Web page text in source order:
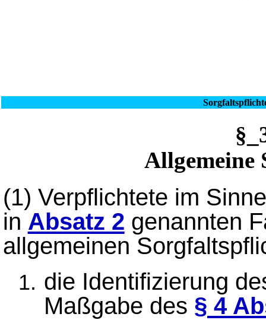
Allgemeine
(1) Verpflichtete im
in Absatz 2 genannten
allgemeinen
die Identifizierung
Maßgabe des § 4